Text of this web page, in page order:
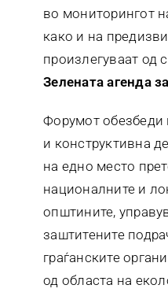
во мониторингот
како и на
произлегуваат од
Зелената агенда
Форумот обезбеди
и конструктивна
на едно место
националните и
општините,
заштитените
граѓанските
од областа на